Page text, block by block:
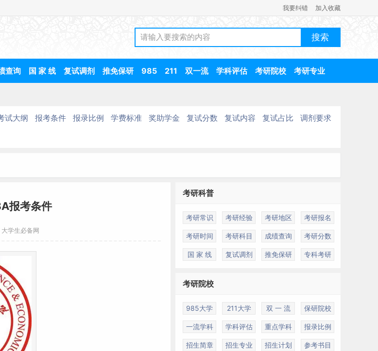
我要纠错 加入收藏
查询 国 家 线 复试调剂 推免保研 985 211 双一流 学科评估 考研院校 考研专业
试大纲 报考条件 报录比例 学费标准 奖助学金 复试分数 复试内容 复试占比
调剂要求
报考条件
学生必备网
考研科普
考研常识 考研经验 考研地区 考研报名
考研时间 考研科目 成绩查询 考研分数
国 家 线 复试调剂 推免保研 专科考研
考研院校
985大学 211大学 双 一 流 保研院校
一流学科 学科评估 重点学科 报录比例
招生简章 招生专业 招生计划 参考书目